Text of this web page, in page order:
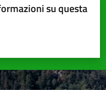
su questa
5